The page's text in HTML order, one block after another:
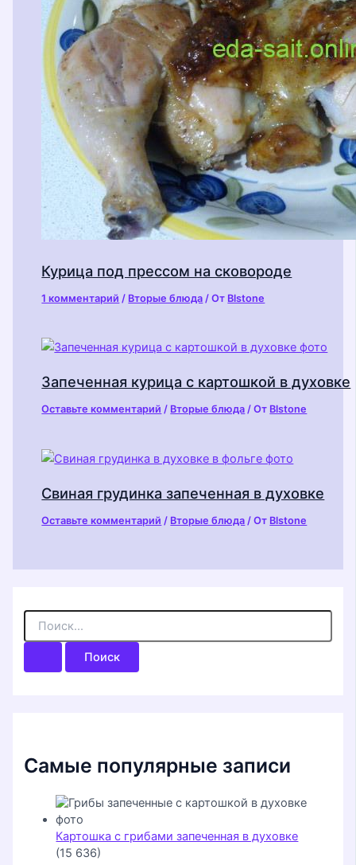
Курица под прессом на сковороде
1 комментарий / Вторые блюда / От Blstone
Запеченная курица с картошкой в духовке
Оставьте комментарий / Вторые блюда / От Blstone
Свиная грудинка запеченная в духовке
Оставьте комментарий / Вторые блюда / От Blstone
П
и
Самые популярные записи
Картошка с грибами запеченная в духовке
(15 636)